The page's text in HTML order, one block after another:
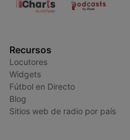
Recursos
Locutores
Widgets
Fútbol en Directo
Blog
Sitios web de radio por país